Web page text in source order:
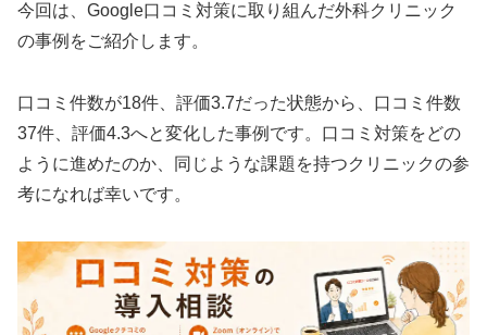
今回は、Google口コミ対策に取り組んだ外科クリニック
の事例をご紹介します。
口コミ件数が18件、評価3.7だった状態から、口コミ件数
37件、評価4.3へと変化した事例です。口コミ対策をどの
ように進めたのか、同じような課題を持つクリニックの参
考になれば幸いです。